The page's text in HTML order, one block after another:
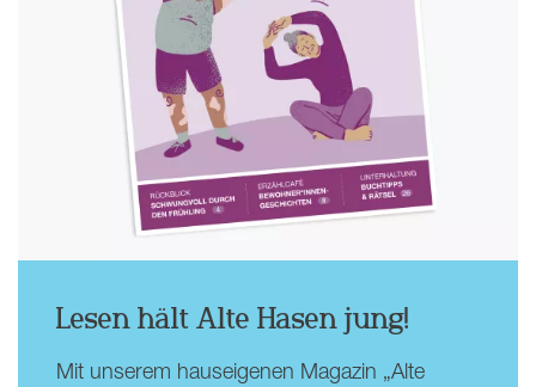
Lesen hält Alte Hasen jung!
Mit unserem hauseigenen Magazin „Alte